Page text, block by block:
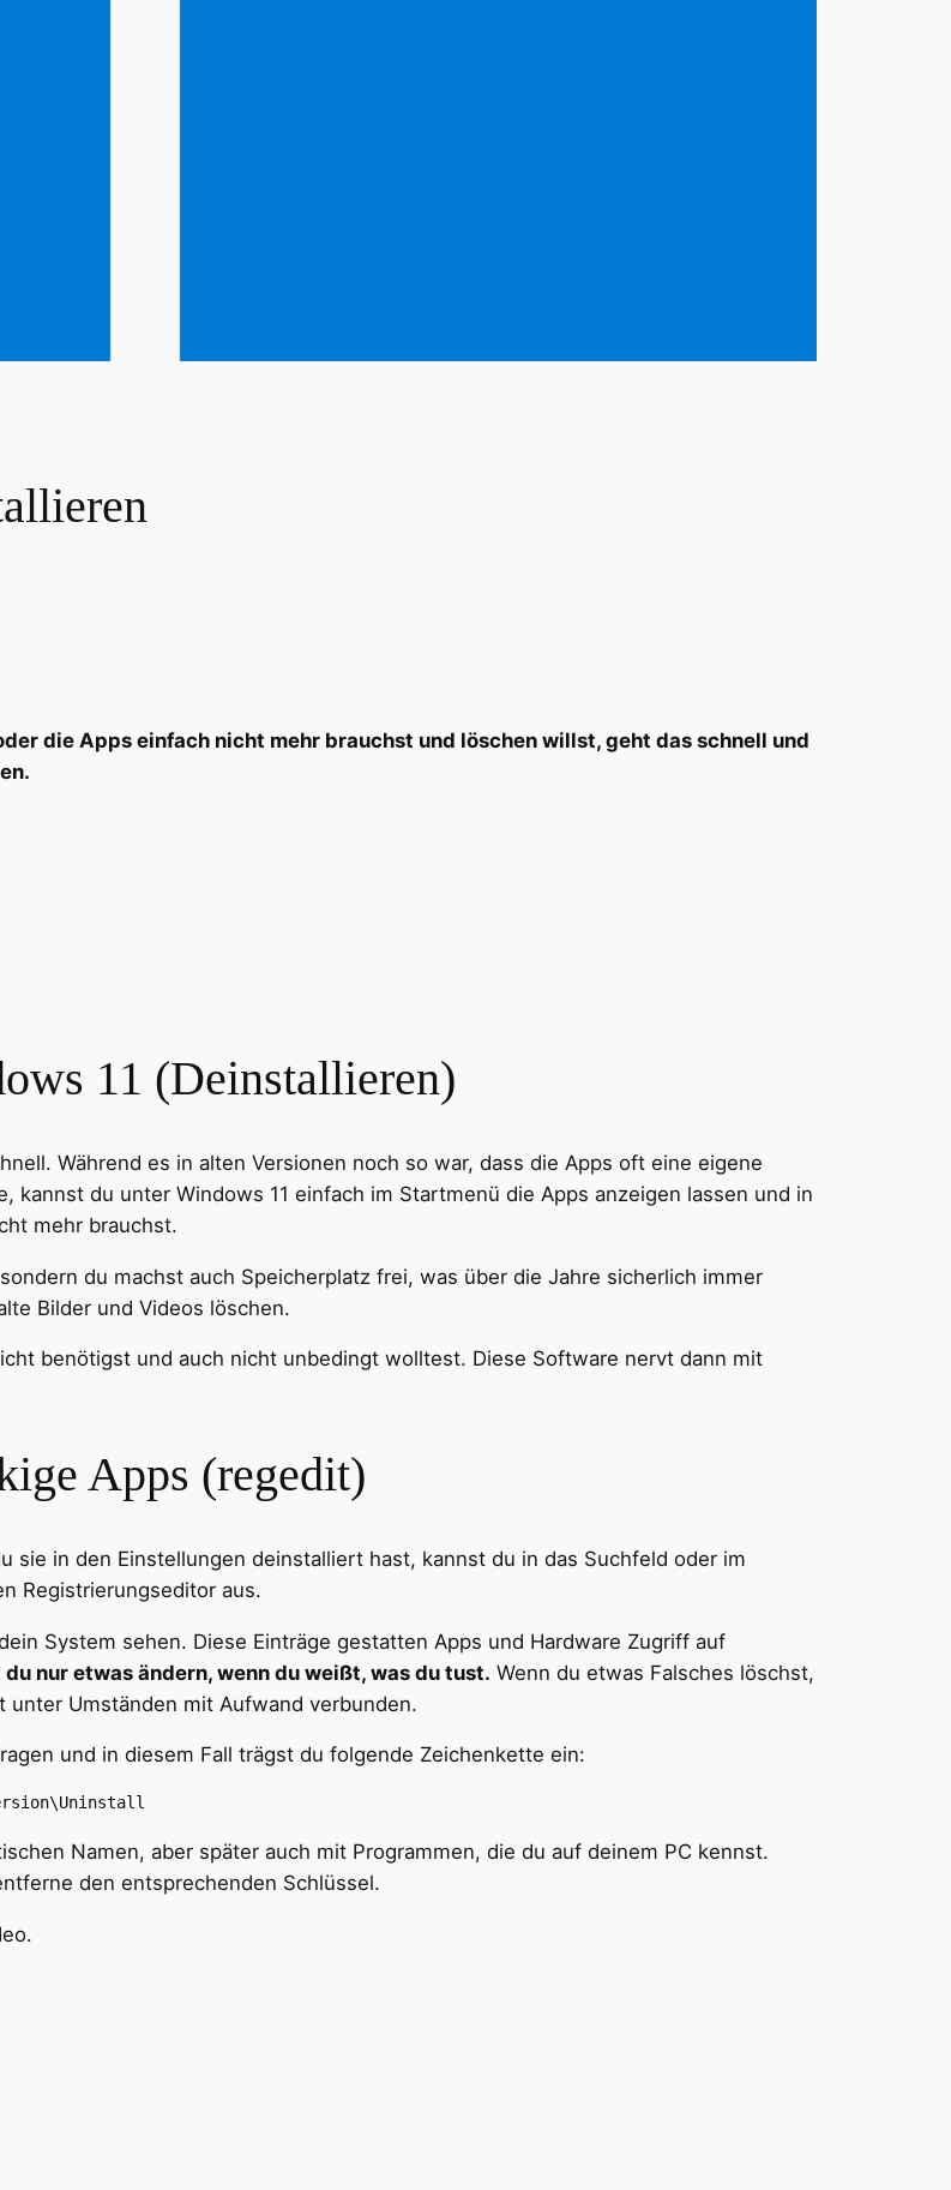
die Apps einfach nicht mehr brauchst und löschen willst, geht das schnell und
11 (Deinstallieren)
Während es in alten Versionen noch so war, dass die Apps oft eine eigene
du unter Windows 11 einfach im Startmenü die Apps anzeigen lassen und in
mehr brauchst.
du machst auch Speicherplatz frei, was über die Jahre sicherlich immer
Bilder und Videos löschen.
benötigst und auch nicht unbedingt wolltest. Diese Software nervt dann mit
Apps (regedit)
sie in den Einstellungen deinstalliert hast, kannst du in das Suchfeld oder im
Registrierungseditor aus.
System sehen. Diese Einträge gestatten Apps und Hardware Zugriff auf
nur etwas ändern, wenn du weißt, was du tust. Wenn du etwas Falsches löschst,
Umständen mit Aufwand verbunden.
und in diesem Fall trägst du folgende Zeichenkette ein:
Namen, aber später auch mit Programmen, die du auf deinem PC kennst.
den entsprechenden Schlüssel.